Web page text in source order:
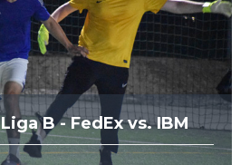
B - FedEx vs. IBM